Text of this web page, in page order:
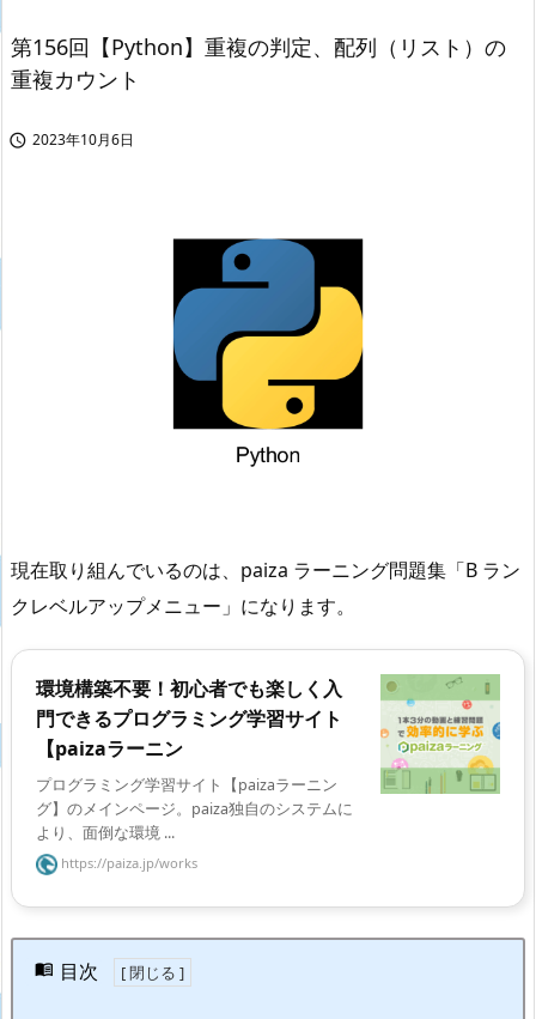
第156回【Python】重複の判定、配列（リスト）の
重複カウント
 2023年10月6日
現在取り組んでいるのは、paiza ラーニング問題集「B ラン
クレベルアップメニュー」になります。
環境構築不要！初心者でも楽しく入
門できるプログラミング学習サイト
【paizaラーニン
プログラミング学習サイト【paizaラーニン
グ】のメインページ。paiza独自のシステムに
より、面倒な環境 ...
https://paiza.jp/works
目次